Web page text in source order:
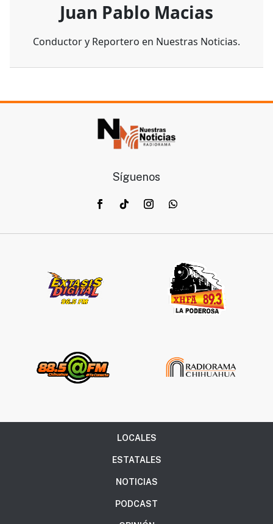
Juan Pablo Macias
Conductor y Reportero en Nuestras Noticias.
Síguenos
LOCALES
ESTATALES
NOTICIAS
PODCAST